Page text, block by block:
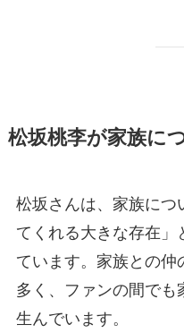
松坂桃李が家族に
松坂さんは、家族につ
てくれる大きな存在」
ています。家族との仲
多く、ファンの間でも
生んでいます。